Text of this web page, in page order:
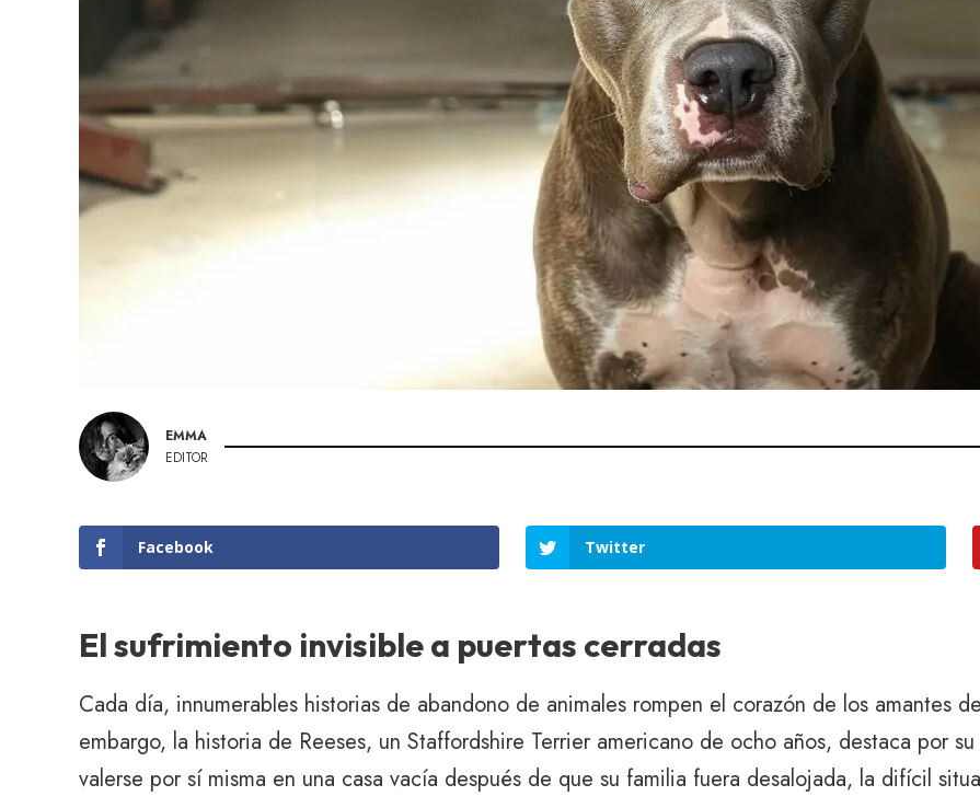
EMMA
EDITOR
Facebook Twitter
El sufrimiento invisible a puertas cerradas
Cada día, innumerables historias de abandono de animales rompen el corazón de los amantes
embargo, la historia de Reeses, un Staffordshire Terrier americano de ocho años, destaca por
valerse por sí misma en una casa vacía después de que su familia fuera desalojada, la difícil